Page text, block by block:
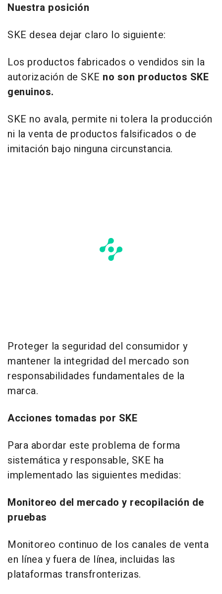
Nuestra posición
SKE desea dejar claro lo siguiente:
Los productos fabricados o vendidos sin la
autorización de SKE no son productos SKE
genuinos.
SKE no avala, permite ni tolera la producción
ni la venta de productos falsificados o de
imitación bajo ninguna circunstancia.
Proteger la seguridad del consumidor y
mantener la integridad del mercado son
responsabilidades fundamentales de la
marca.
Acciones tomadas por SKE
Para abordar este problema de forma
sistemática y responsable, SKE ha
implementado las siguientes medidas:
Monitoreo del mercado y recopilación de
pruebas
Monitoreo continuo de los canales de venta
en línea y fuera de línea, incluidas las
plataformas transfronterizas.